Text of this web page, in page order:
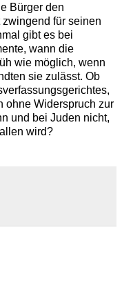
Bürger den
für seinen
gibt es bei
wann die
wie möglich, wenn
sie zulässt. Ob
ohne Widerspruch zur
und bei Juden nicht,
wird?